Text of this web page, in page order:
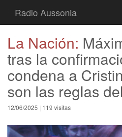
Radio Aussonia
La Nación:
tras la
condena a
son las reglas
12/06/2025 | 119 visitas